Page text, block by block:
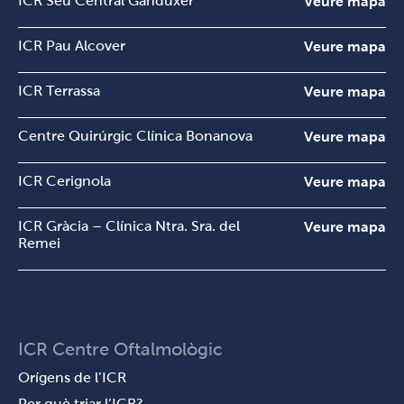
ICR Pau Alcover Veure mapa
ICR Terrassa Veure mapa
Centre Quirúrgic Clínica Bonanova Veure mapa
ICR Cerignola Veure mapa
ICR Gràcia – Clínica Ntra. Sra. del
Remei
Veure mapa
ICR Centre Oftalmològic
Orígens de l’ICR